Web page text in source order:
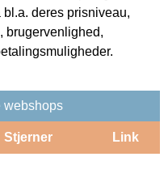
deres prisniveau,
brugervenlighed,
webshops
Stjerner Link